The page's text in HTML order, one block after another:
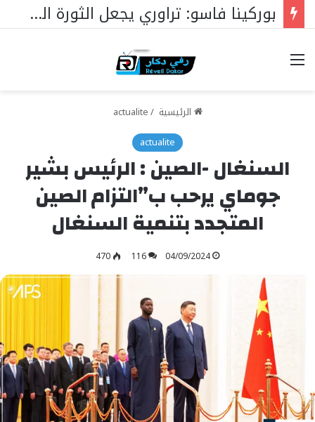
بوركينا فاسو: تراوري يجعل الثورة الشعبية التقدمية بوصلة السيادة
خيارات
الرئيسية /
actualite
actualite
السنغال -الصين : الرئيس بشير
جوماي يرحب ب”التزام الصين
المتجدد بتنمية السنغال
04/09/2024
116
470